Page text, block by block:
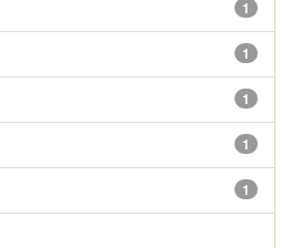
1
1
1
1
1